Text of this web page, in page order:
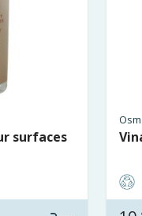
surfaces